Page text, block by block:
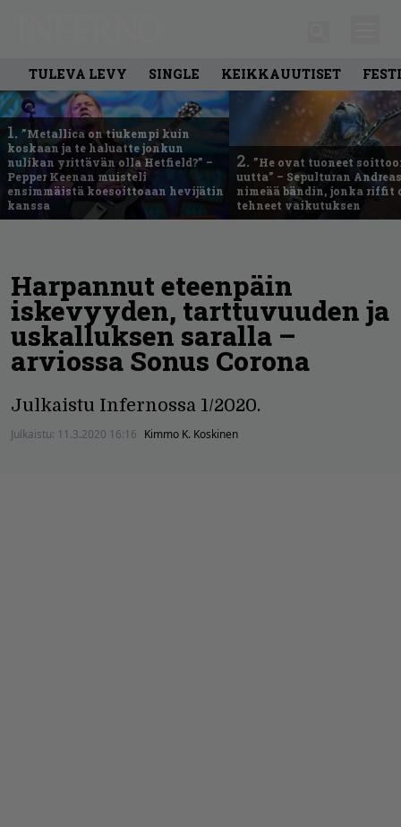
TULEVA LEVY SINGLE KEIKKAUUTISET
1. ”Metallica on tiukempi kuin
koskaan ja te haluatte jonkun
nulikan yrittävän olla Hetfield?” –
Pepper Keenan muisteli
ensimmäistä koesoittoaan hevijätin
kanssa
2. ”He ovat tuoneet
uutta” – Sepulturan
nimeää bändin, jonka riffit
tehneet vaikutuksen
Harpannut eteenpäin
iskevyyden, tarttuvuuden ja
uskalluksen saralla –
arviossa Sonus Corona
Julkaistu Infernossa 1/2020.
Julkaistu: 11.3.2020 16:16 Kimmo K. Koskinen